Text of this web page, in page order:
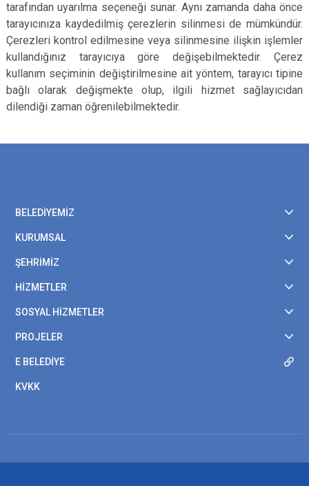
tarafından uyarılma seçeneği sunar. Aynı zamanda daha önce
tarayıcınıza kaydedilmiş çerezlerin silinmesi de mümkündür.
Çerezleri kontrol edilmesine veya silinmesine ilişkin işlemler
kullandığınız tarayıcıya göre değişebilmektedir. Çerez
kullanım seçiminin değiştirilmesine ait yöntem, tarayıcı tipine
bağlı olarak değişmekte olup, ilgili hizmet sağlayıcıdan
dilendiği zaman öğrenilebilmektedir.
BELEDİYEMİZ
KURUMSAL
ŞEHRİMİZ
HİZMETLER
SOSYAL HİZMETLER
PROJELER
E BELEDİYE
KVKK